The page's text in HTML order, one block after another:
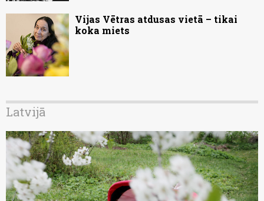
Vijas Vētras atdusas vietā – tikai
koka miets
Latvijā